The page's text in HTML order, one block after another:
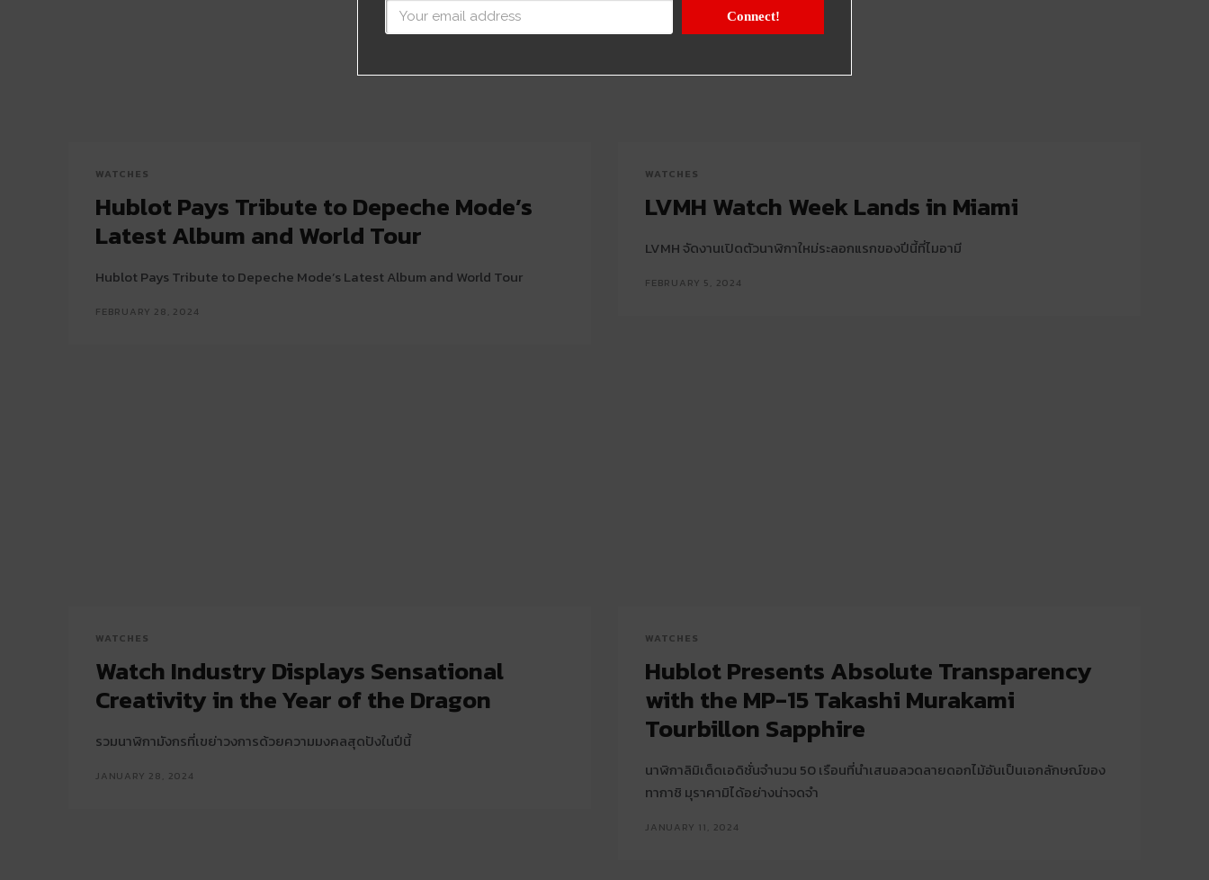
WATCHES
Hublot Pays Tribute to Depeche Mode’s
Latest Album and World Tour
Hublot Pays Tribute to Depeche Mode’s Latest Album and World Tour
FEBRUARY 28, 2024
WATCHES
LVMH Watch Week Lands in Miami
LVMH จัดงานเปิดตัวนาฬิกาใหม่ระลอกแรกของปีนี้ที่ไมอามี
FEBRUARY 5, 2024
WATCHES
Watch Industry Displays Sensational
Creativity in the Year of the Dragon
รวมนาฬิกามังกรที่เขย่าวงการด้วยความมงคลสุดปังในปีนี้
JANUARY 28, 2024
WATCHES
Hublot Presents Absolute Transparency
with the MP-15 Takashi Murakami
Tourbillon Sapphire
นาฬิกาลิมิเต็ดเอดิชั่นจำนวน 50 เรือนที่นำเสนอลวดลายดอกไม้อันเป็นเอกลักษณ์ของ
ทากาชิ มุราคามิได้อย่างน่าจดจำ
JANUARY 11, 2024
Connect!